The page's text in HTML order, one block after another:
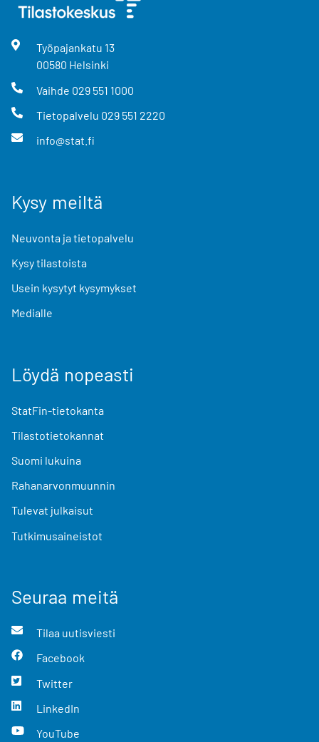
Työpajankatu 13
00580 Helsinki
Vaihde 029 551 1000
Tietopalvelu 029 551 2220
info@stat.fi
Kysy meiltä
Neuvonta ja tietopalvelu
Kysy tilastoista
Usein kysytyt kysymykset
Medialle
Löydä nopeasti
StatFin-tietokanta
Tilastotietokannat
Suomi lukuina
Rahanarvonmuunnin
Tulevat julkaisut
Tutkimusaineistot
Seuraa meitä
Tilaa uutisviesti
Facebook
Twitter
LinkedIn
YouTube